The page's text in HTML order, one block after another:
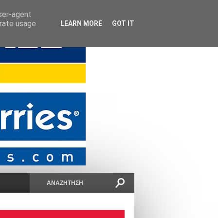
agent
usage
LEARN MORE GOT IT